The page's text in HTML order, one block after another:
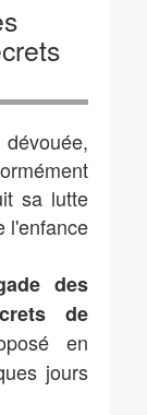
sa lutte
l'enfance
des
de
en
jours